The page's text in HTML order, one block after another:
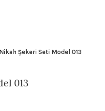
Nikah Şekeri Seti Model 013
013